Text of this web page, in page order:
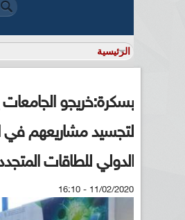
بسكرة:خريجو
لتجسيد مشاريعهم في
الدولي للطاقات
11/02/2020 - 16:10